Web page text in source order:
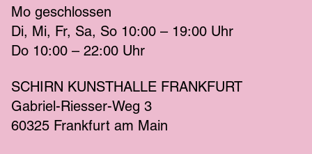
Mo geschlossen
Di
Mi Fr Sa So 10:00 – 19:00 Uhr
Do 10:00 – 22:00 Uhr
SCHIRN KUNSTHALLE FRANKFURT
Gabriel-Riesser-Weg 3
60325 Frankfurt am Main